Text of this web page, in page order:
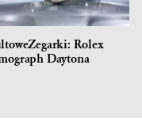
Rolex
Daytona